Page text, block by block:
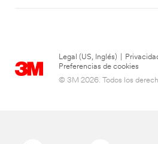
Legal (US, Inglés)
Preferencias de cookies
© 3M 2026. Todos los